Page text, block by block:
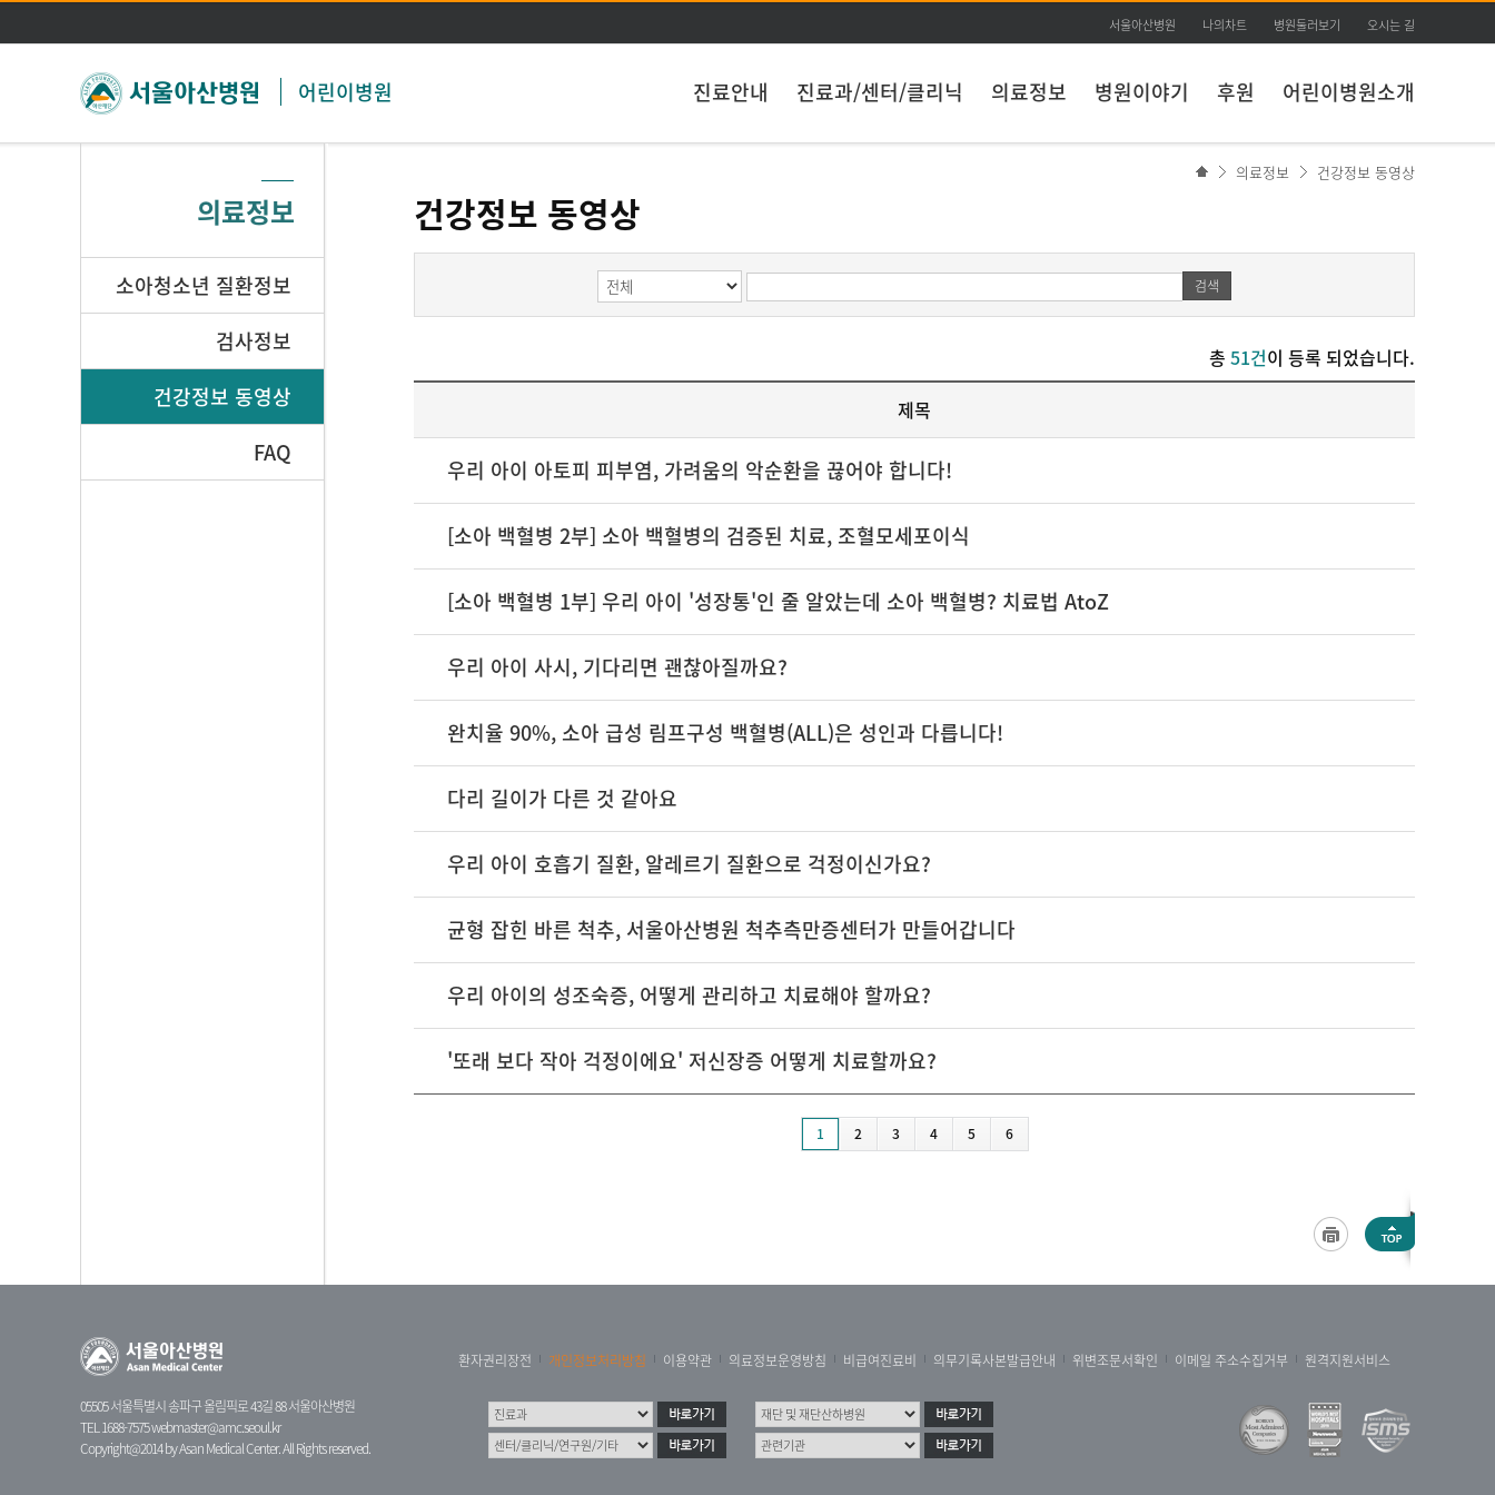
주메뉴 바로가기
본문 바로가기
어린이병원
서울아산병원 나의차트 병원둘러보기 오시는 길
진료안내 진료과/센터/클리닉 의료정보 병원이야기 후원 어린이병원소개
의료정보 건강정보 동영상
의료정보
소아청소년 질환정보
검사정보
건강정보 동영상
FAQ
건강정보 동영상
검색
총 51건이 등록 되었습니다.
제목
우리 아이 아토피 피부염, 가려움의 악순환을 끊어야 합니다!
[소아 백혈병 2부] 소아 백혈병의 검증된 치료, 조혈모세포이식
[소아 백혈병 1부] 우리 아이 '성장통'인 줄 알았는데 소아 백혈병? 치료법 AtoZ
우리 아이 사시, 기다리면 괜찮아질까요?
완치율 90%, 소아 급성 림프구성 백혈병(ALL)은 성인과 다릅니다!
다리 길이가 다른 것 같아요
우리 아이 호흡기 질환, 알레르기 질환으로 걱정이신가요?
균형 잡힌 바른 척추, 서울아산병원 척추측만증센터가 만들어갑니다
우리 아이의 성조숙증, 어떻게 관리하고 치료해야 할까요?
'또래 보다 작아 걱정이에요' 저신장증 어떻게 치료할까요?
1 2 3 4 5 6
05505 서울특별시 송파구 올림픽로 43길 88 서울아산병원
TEL 1688-7575webmaster@amc.seoul.kr
Copyright@2014 by Asan Medical Center. All Rights reserved.
환자권리장전 개인정보처리방침 이용약관 의료정보운영방침 비급여진료비 의무기록사본발급안내 위변조문서확인 이메일 주소수집거부 원격지원서비스